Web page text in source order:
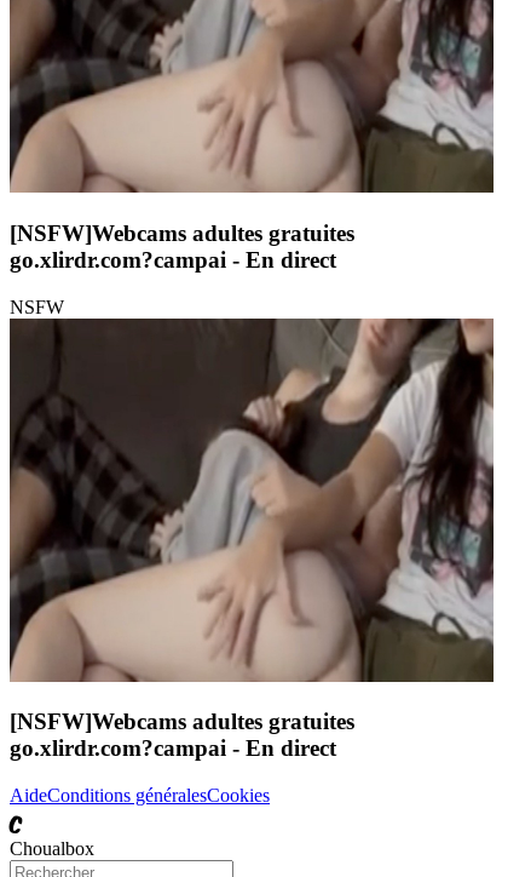
[NSFW]Webcams adultes gratuites
go.xlirdr.com?campai - En direct
NSFW
[NSFW]Webcams adultes gratuites
go.xlirdr.com?campai - En direct
AideConditions généralesCookies
C
Choualbox